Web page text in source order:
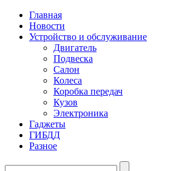
Главная
Новости
Устройство и обслуживание
Двигатель
Подвеска
Салон
Колеса
Коробка передач
Кузов
Электроника
Гаджеты
ГИБДД
Разное